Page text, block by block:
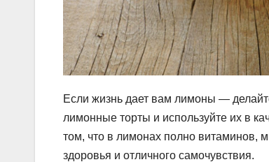
Если жизнь дает вам лимоны —
лимонные торты и используйте их в
том, что в лимонах полно витаминов,
здоровья и отличного самочувствия.